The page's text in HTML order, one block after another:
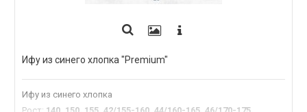
Ифу из синего хлопка "Premium"
Ифу из синего хлопка